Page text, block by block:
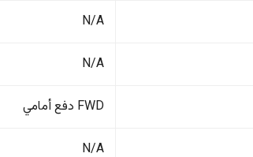
N/A
N/A
FWD دفع أمامي
N/A